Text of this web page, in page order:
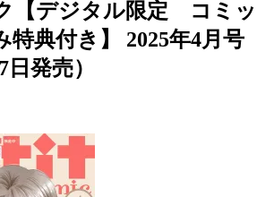
【デジタル限定 コミッ
特典付き】 2025年4月号
日発売）